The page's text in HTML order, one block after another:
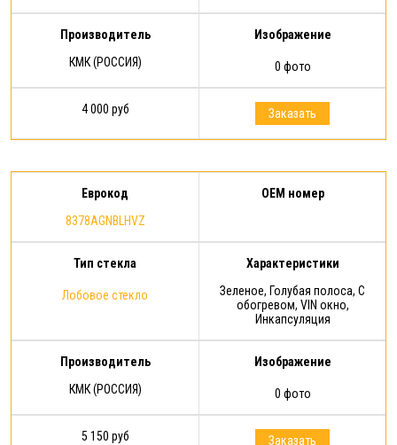
Производитель
КМК (РОССИЯ)
Изображение
0 фото
4 000 руб Заказать
Еврокод
8378AGNBLHVZ
OEM номер
Тип стекла
Лобовое стекло
Характеристики
Зеленое, Голубая полоса, С
обогревом, VIN окно,
Инкапсуляция
Производитель
КМК (РОССИЯ)
Изображение
0 фото
5 150 руб Заказать